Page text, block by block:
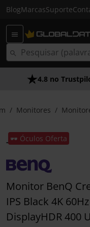
BlogMarcasSuporte
4.8 no
Monitores
🕶️ Óculos Oferta
Monitor BenQ
IPS Black 4K
DisplayHDR 400